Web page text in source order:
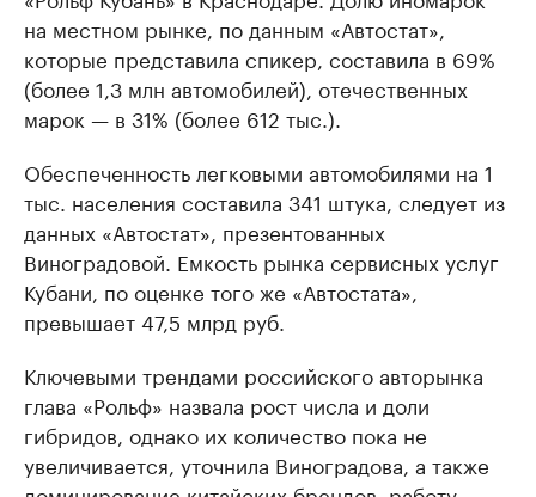
на местном рынке, по данным «Автостат»,
которые представила спикер, составила в 69%
(более 1,3 млн автомобилей), отечественных
марок — в 31% (более 612 тыс.).
Обеспеченность легковыми автомобилями на 1
тыс. населения составила 341 штука, следует из
данных «Автостат», презентованных
Виноградовой. Емкость рынка сервисных услуг
Кубани, по оценке того же «Автостата»,
превышает 47,5 млрд руб.
Ключевыми трендами российского авторынка
глава «Рольф» назвала рост числа и доли
гибридов, однако их количество пока не
увеличивается, уточнила Виноградова, а также